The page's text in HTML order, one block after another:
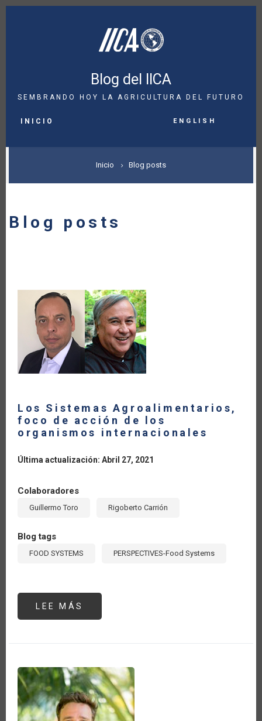
Pasar
Blog del IICA
SEMBRANDO HOY LA AGRICULTURA DEL FUTURO
NAVIGATION
INICIO English
SOBRESCRIBIR
ENLACES
AYUDA
NAVEGACIÓN
Inicio Blog posts
Blog posts
Los Sistemas Agroalimentarios,
foco de acción de los
organismos internacionales
Última actualización: Abril 27, 2021
Colaboradores
Guillermo Toro Rigoberto Carrión
Blog tags
FOOD SYSTEMS PERSPECTIVES-Food Systems
LEE MÁS
SISTEMAS
LOS
ORGANISMOS
INTERNACIONALES